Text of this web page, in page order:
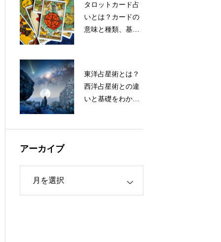
タロットカード占
いとは？カードの
意味と種類、基礎
東洋占星術とは？
西洋占星術との違
いと基礎をわかり
アーカイブ